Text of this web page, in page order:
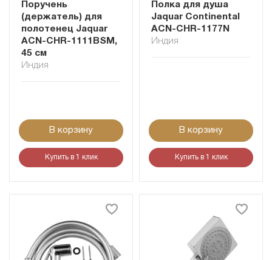
Поручень
(держатель) для
полотенец Jaquar
ACN-CHR-1111BSM,
45 см
Индия
В корзину
Купить в 1 клик
Полка для душа
Jaquar Continental
ACN-CHR-1177N
Индия
В корзину
Купить в 1 клик